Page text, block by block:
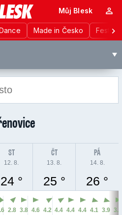
Made in Česko
Můj Blesk
ST
12. 8.
24 °
ČT
13. 8.
25 °
PÁ
14. 8.
26 °
2.8 3.8 4.6 4.2 4.4 4.4 4.4 4.1 3.9 3.7